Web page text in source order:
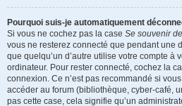
Pourquoi suis-je automatiquement
Si vous ne cochez pas la case Se souvenir
vous ne resterez connecté que pendant une
que quelqu’un d’autre utilise votre compte à
ordinateur. Pour rester connecté, cochez la
connexion. Ce n’est pas recommandé si
accéder au forum (bibliothèque, cyber-café,
pas cette case, cela signifie qu’un